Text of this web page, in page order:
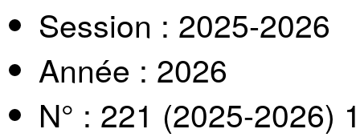
Session : 2025-2026
Année : 2026
N° : 221 (2025-2026)